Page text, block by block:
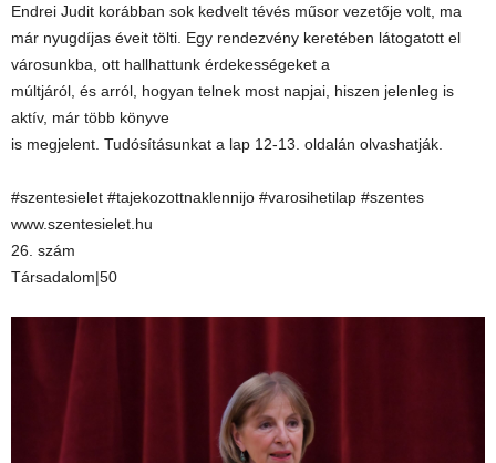
Endrei Judit korábban sok kedvelt tévés műsor vezetője volt, ma
már nyugdíjas éveit tölti. Egy rendezvény keretében látogatott el
városunkba, ott hallhattunk érdekességeket a
múltjáról, és arról, hogyan telnek most napjai, hiszen jelenleg is
aktív, már több könyve
is megjelent. Tudósításunkat a lap 12-13. oldalán olvashatják.
#szentesielet #tajekozottnaklennijo #varosihetilap #szentes
www.szentesielet.hu
26. szám
Társadalom|50